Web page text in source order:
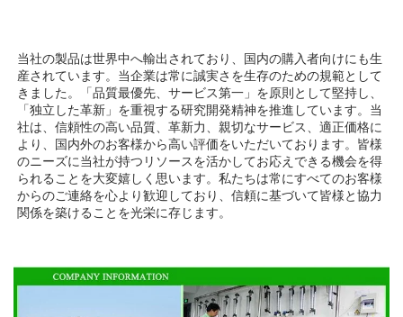
当社の製品は世界中へ輸出されており、国内の購入者向けにも生
産されています。当企業は常に誠実さを生存のための規範として
きました。「品質最優先、サービス第一」を原則として堅持し、
「独立した革新」を重視する研究開発精神を推進しています。当
社は、信頼性の高い品質、革新力、親切なサービス、適正価格に
より、国内外のお客様から高い評価をいただいております。皆様
のニーズに当社が持つリソースを活かしてお応えできる機会を得
られることを大変嬉しく思います。私たちは常にすべてのお客様
からのご連絡を心より歓迎しており、信頼に基づいて皆様と協力
関係を築けることを光栄に存じます。